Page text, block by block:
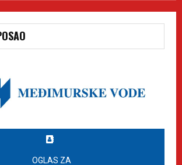
OGLAS ZA